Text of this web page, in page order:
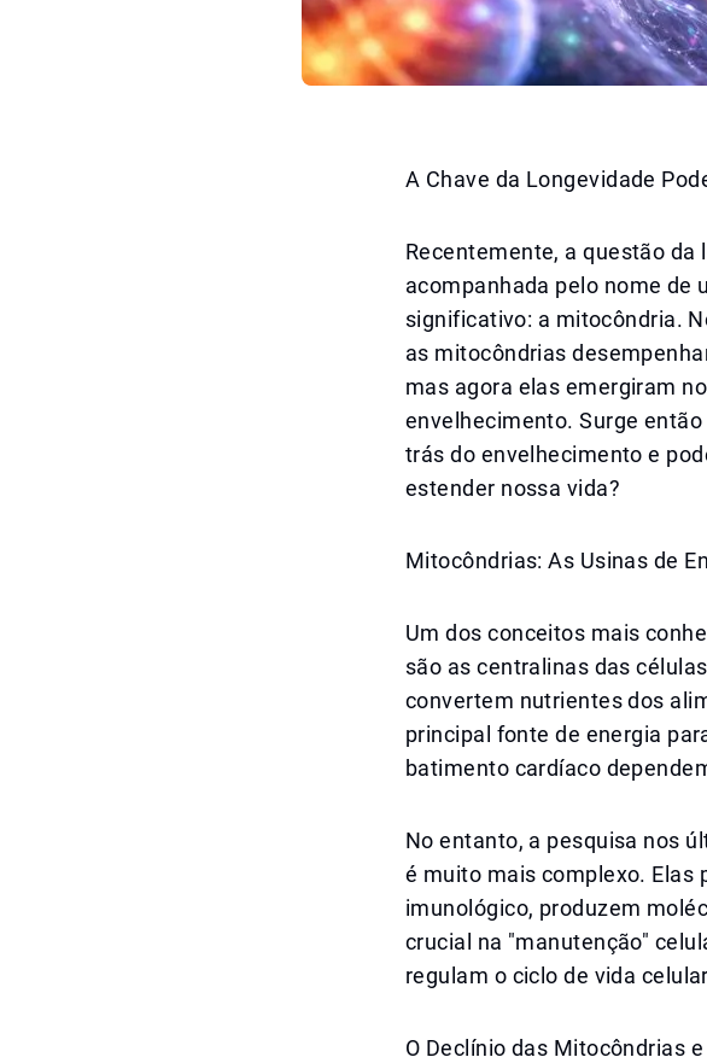
A Chave da Longevidade
Recentemente, a questão
acompanhada pelo nome de
significativo: a mitocôndria.
as mitocôndrias
mas agora elas emergiram
envelhecimento. Surge
trás do envelhecimento e
estender nossa vida?
Mitocôndrias: As Usinas de
Um dos conceitos mais
são as centralinas das
convertem nutrientes dos
principal fonte de energia
batimento cardíaco
No entanto, a pesquisa nos
é muito mais complexo. Elas
imunológico, produzem
crucial na "manutenção"
regulam o ciclo de vida
O Declínio das Mitocôndrias